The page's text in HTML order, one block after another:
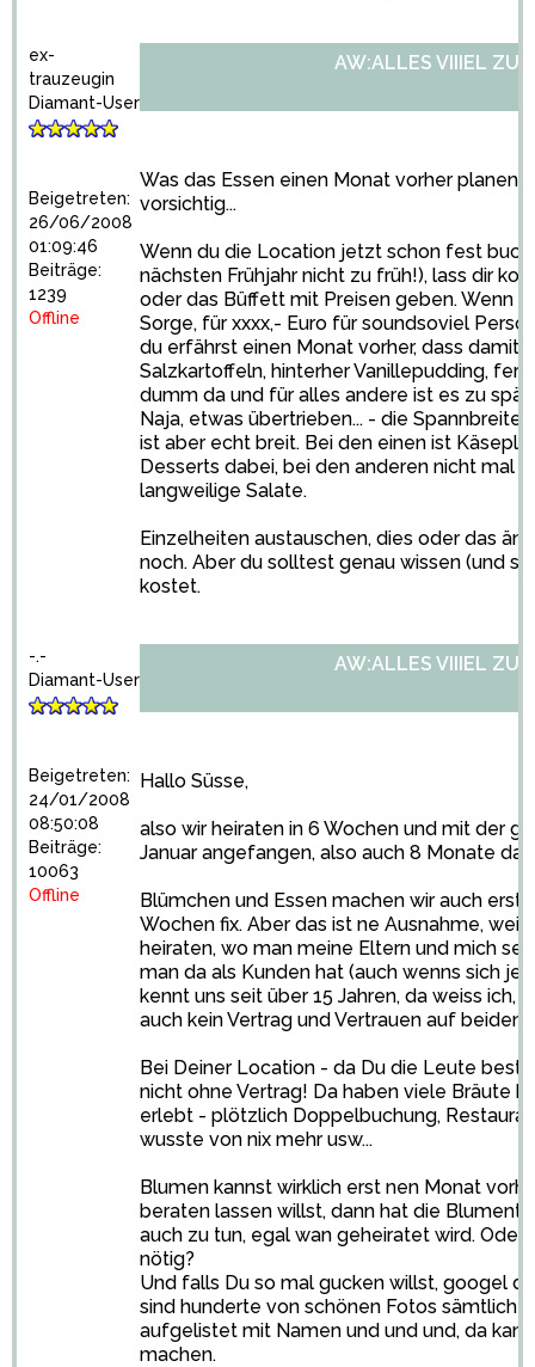
ex-
trauzeugin
Diamant-User
Beigetreten:
26/06/2008
01:09:46
Beiträge:
1239
Offline
AW:ALLES VIIIEL ZU
Was das Essen einen Monat vorher planen
vorsichtig...
Wenn du die Location jetzt schon fest
nächsten Frühjahr nicht zu früh!), lass dir
oder das Büffett mit Preisen geben. Wenn
Sorge, für xxxx,- Euro für soundsoviel
du erfährst einen Monat vorher, dass damit
Salzkartoffeln, hinterher Vanillepudding,
dumm da und für alles andere ist es zu spät.
Naja, etwas übertrieben... - die
ist aber echt breit. Bei den einen ist
Desserts dabei, bei den anderen nicht mal
langweilige Salate.
Einzelheiten austauschen, dies oder das
noch. Aber du solltest genau wissen (und
kostet.
-.-
Diamant-User
Beigetreten:
24/01/2008
08:50:08
Beiträge:
10063
Offline
AW:ALLES VIIIEL ZU
Hallo Süsse,
also wir heiraten in 6 Wochen und mit der
Januar angefangen, also auch 8 Monate
Blümchen und Essen machen wir auch erst
Wochen fix. Aber das ist ne Ausnahme, weil
heiraten, wo man meine Eltern und mich
man da als Kunden hat (auch wenns sich
kennt uns seit über 15 Jahren, da weiss ich,
auch kein Vertrag und Vertrauen auf beiden
Bei Deiner Location - da Du die Leute
nicht ohne Vertrag! Da haben viele Bräute
erlebt - plötzlich Doppelbuchung,
wusste von nix mehr usw...
Blumen kannst wirklich erst nen Monat
beraten lassen willst, dann hat die
auch zu tun, egal wan geheiratet wird.
nötig?
Und falls Du so mal gucken willst, googel
sind hunderte von schönen Fotos
aufgelistet mit Namen und und und, da
machen.